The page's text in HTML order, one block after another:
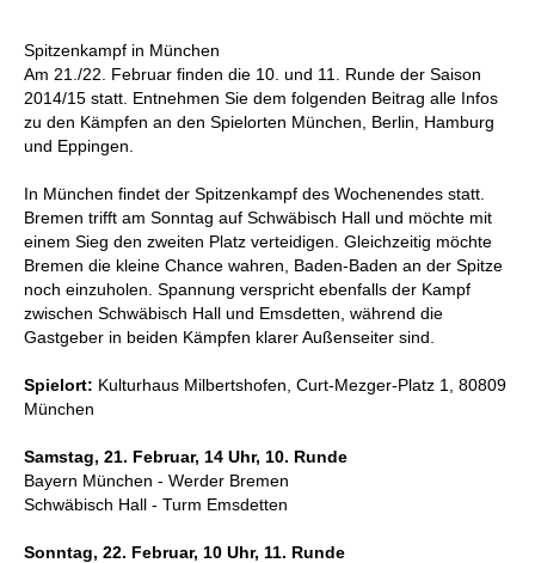
Spitzenkampf in München
Am 21./22. Februar finden die 10. und 11. Runde der Saison
2014/15 statt. Entnehmen Sie dem folgenden Beitrag alle Infos
zu den Kämpfen an den Spielorten München, Berlin, Hamburg
und Eppingen.
In München findet der Spitzenkampf des Wochenendes statt.
Bremen trifft am Sonntag auf Schwäbisch Hall und möchte mit
einem Sieg den zweiten Platz verteidigen. Gleichzeitig möchte
Bremen die kleine Chance wahren, Baden-Baden an der Spitze
noch einzuholen. Spannung verspricht ebenfalls der Kampf
zwischen Schwäbisch Hall und Emsdetten, während die
Gastgeber in beiden Kämpfen klarer Außenseiter sind.
Spielort: Kulturhaus Milbertshofen, Curt-Mezger-Platz 1, 80809
München
Samstag, 21. Februar, 14 Uhr, 10. Runde
Bayern München - Werder Bremen
Schwäbisch Hall - Turm Emsdetten
Sonntag, 22. Februar, 10 Uhr, 11. Runde